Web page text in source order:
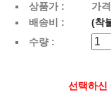
상품가 :
가
배송비 :
(착
수량 :
선택하신